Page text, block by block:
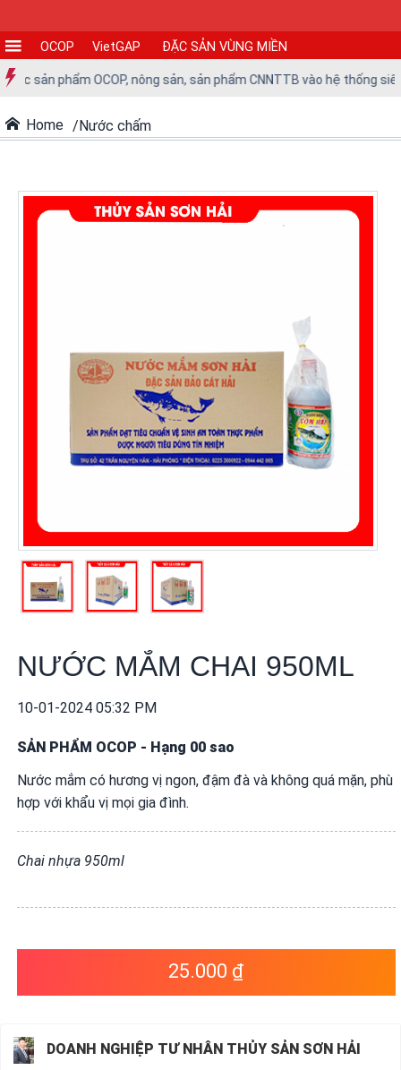
CƠ
SẢN
XUẤT
BẢN
ĐỒ
MUA
CHÍNH
BÁN
HÀNG
DỊCH
VỤ
QUANH
TA
OCOP VietGAP ĐẶC SẢN VÙNG MIỀN
sản phẩm OCOP, nông sản, sản phẩm CNNTTB vào hệ thống siêu
Home Nước chấm
NƯỚC MẮM CHAI 950ML
10-01-2024 05:32 PM
SẢN PHẨM OCOP - Hạng 00 sao
Nước mắm có hương vị ngon, đậm đà và không quá mặn, phù
hợp với khẩu vị mọi gia đình.
Chai nhựa 950ml
25.000 ₫
DOANH NGHIỆP TƯ NHÂN THỦY SẢN SƠN HẢI